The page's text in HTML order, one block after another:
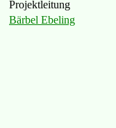
Projektleitung
Bärbel Ebeling